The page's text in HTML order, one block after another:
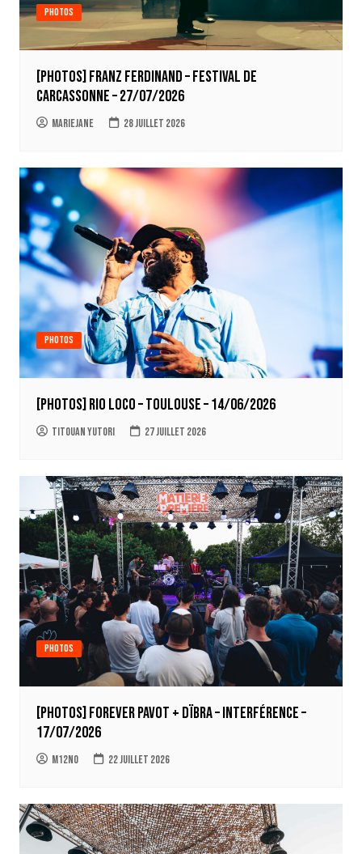
Photos
[Photos] Franz Ferdinand – Festival de
Carcassonne – 27/07/2026
Mariejane 28 juillet 2026
Photos
[PHOTOS] RIO LOCO – Toulouse – 14/06/2026
Titouan Yutori 27 juillet 2026
Photos
[Photos] Forever Pavot + Dïbra – Interférence –
17/07/2026
m12no 22 juillet 2026